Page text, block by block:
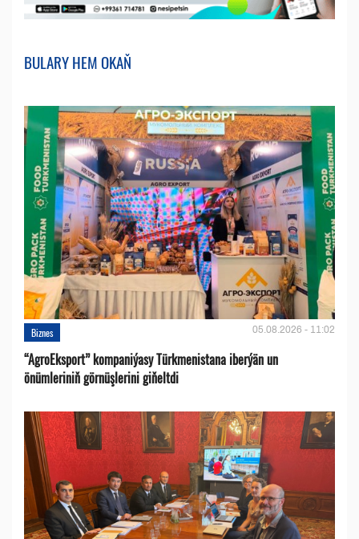
BULARY HEM OKAŇ
Biznes 05.08.2026 - 11:02
“AgroEksport” kompaniýasy Türkmenistana iberýän un
önümleriniň görnüşlerini giňeltdi